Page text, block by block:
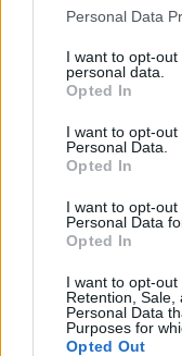
Please note that this
not limited to your
grant or deny
use your data for
consent section.
Personal Data
I want to opt-
personal data.
Opted In
I want to opt-
Personal Data.
Opted In
I want to opt-
Personal Data
Opted In
I want to opt-out
Retention, Sale,
Personal Data
Purposes for
Opted Out
Reply